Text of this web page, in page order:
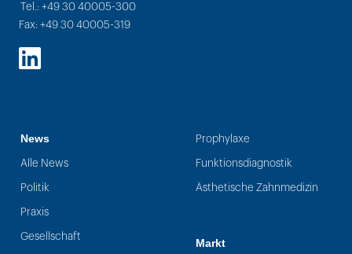
Tel.: +49 30 40005-300
Fax: +49 30 40005-319
LinkedIn
News
Alle News
Politik
Praxis
Gesellschaft
Prophylaxe
Funktionsdiagnostik
Ästhetische Zahnmedizin
Markt